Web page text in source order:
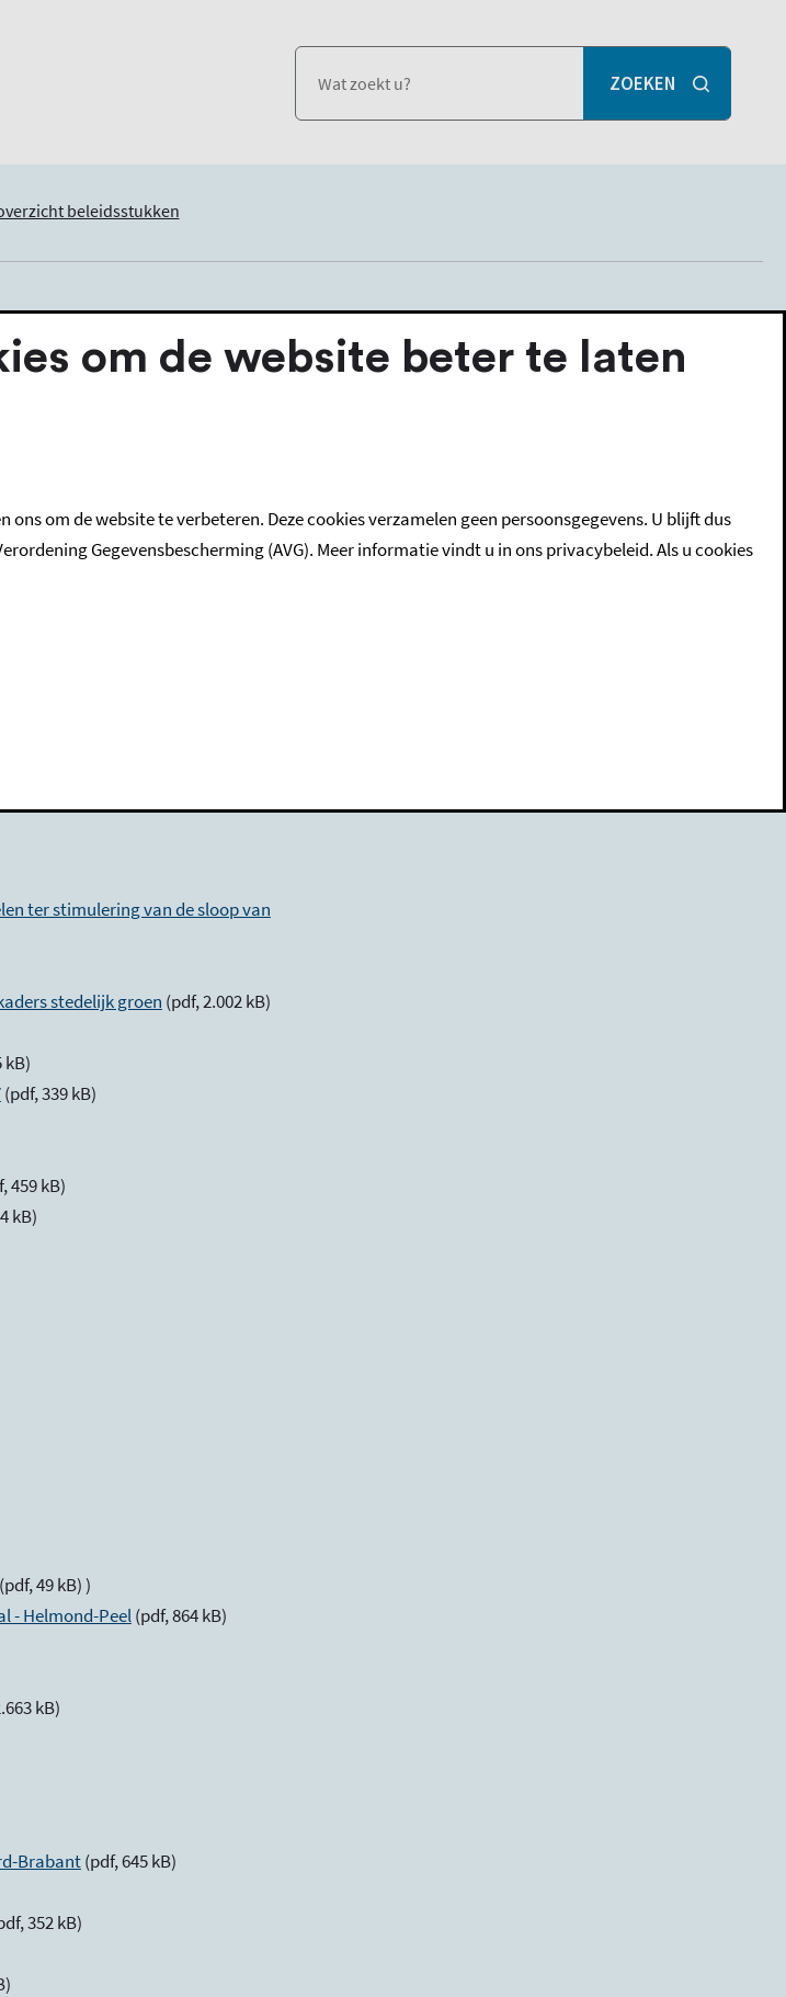
beleidsstukken
beleidsstukken
ter stimulering van de sloop van
stedelijk groen (pdf, 2.002 kB)
kB)
(pdf, 339 kB)
459 kB)
kB)
(pdf, 49 kB) )
- Helmond-Peel(pdf, 864 kB)
kB)
Brabant(pdf, 645 kB)
352 kB)
om de website beter te laten
om de website te verbeteren. Deze cookies verzamelen geen persoonsgegevens. U blijft dus
Gegevensbescherming (AVG). Meer informatie vindt u in ons privacybeleid. Als u cookies